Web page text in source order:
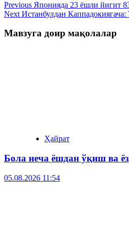
Previous Японияда 23 ёшли йигит
Next Истанбулдан
Мавзуга доир мақолалар
Ҳайрат
Бола неча ёшдан ўқиш ва
05.08.2026 11:54